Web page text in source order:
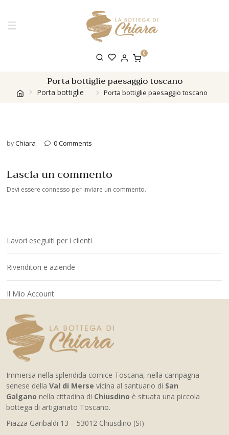
0
Porta bottiglie paesaggio toscano
Porta bottiglie Porta bottiglie paesaggio toscano
byChiara 0 Comments
Lascia un commento
Devi essere connesso per inviare un commento.
Lavori eseguiti per i clienti
Rivenditori e aziende
Il Mio Account
Immersa nella splendida cornice Toscana, nella campagna
senese della Val di Merse vicina al santuario di San
Galgano nella cittadina di Chiusdino è situata una piccola
bottega di artigianato Toscano.
Piazza Garibaldi 13 – 53012 Chiusdino (SI)